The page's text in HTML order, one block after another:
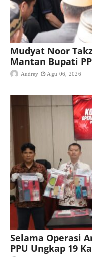
Mudyat Noor
Mantan Bupati
Audrey Agu 06, 2026
Selama Operasi
PPU Ungkap 19